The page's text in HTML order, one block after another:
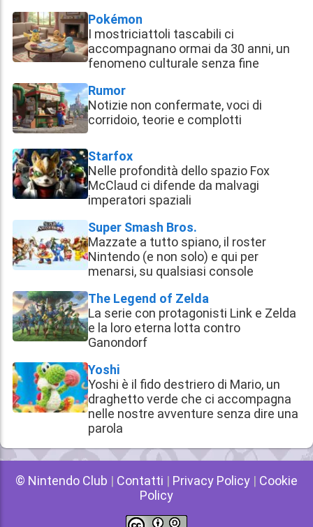
Pokémon
I mostriciattoli tascabili ci
accompagnano ormai da 30 anni, un
fenomeno culturale senza fine
Rumor
Notizie non confermate, voci di
corridoio, teorie e complotti
Starfox
Nelle profondità dello spazio Fox
McClaud ci difende da malvagi
imperatori spaziali
Super Smash Bros.
Mazzate a tutto spiano, il roster
Nintendo (e non solo) e qui per
menarsi, su qualsiasi console
The Legend of Zelda
La serie con protagonisti Link e Zelda
e la loro eterna lotta contro
Ganondorf
Yoshi
Yoshi è il fido destriero di Mario, un
draghetto verde che ci accompagna
nelle nostre avventure senza dire una
parola
© Nintendo Club | Contatti | Privacy Policy | Cookie
Policy